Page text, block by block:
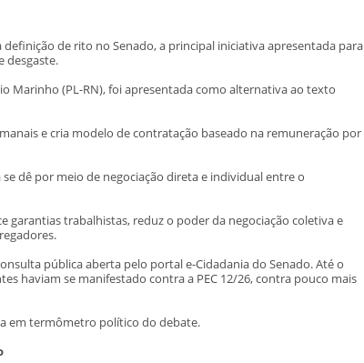
definição de rito no Senado, a principal iniciativa apresentada para
desgaste.
Marinho (PL-RN), foi apresentada como alternativa ao texto
e cria modelo de contratação baseado na remuneração por
dê por meio de negociação direta e individual entre o
garantias trabalhistas, reduz o poder da negociação coletiva e
pública aberta pelo portal e-Cidadania do Senado. Até o
haviam se manifestado contra a PEC 12/26, contra pouco mais
em termômetro político do debate.